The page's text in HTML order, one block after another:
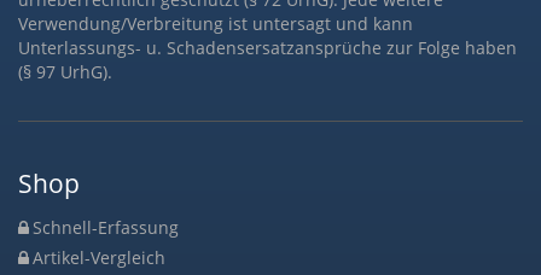
Verwendung/Verbreitung ist untersagt und kann
Unterlassungs- u. Schadensersatzansprüche zur Folge haben
(§ 97 UrhG).
Shop
Schnell-Erfassung
Artikel-Vergleich